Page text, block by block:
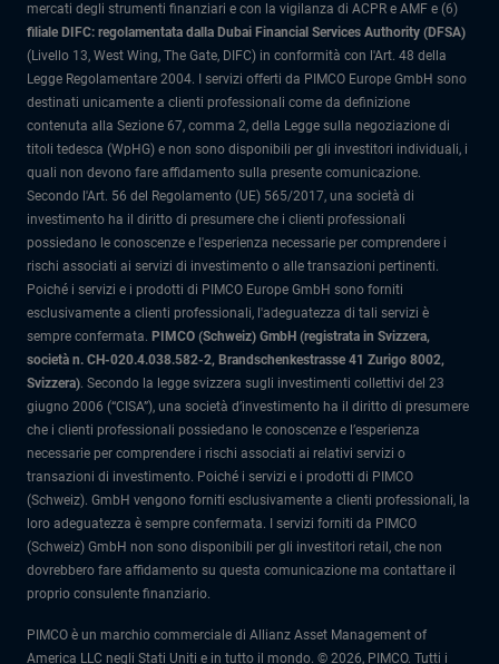
mercati degli strumenti finanziari e con la vigilanza di ACPR e AMF e (6)
filiale DIFC: regolamentata dalla Dubai Financial Services Authority (DFSA)
(Livello 13, West Wing, The Gate, DIFC) in conformità con l'Art. 48 della
Legge Regolamentare 2004. I servizi offerti da PIMCO Europe GmbH sono
destinati unicamente a clienti professionali come da definizione
contenuta alla Sezione 67, comma 2, della Legge sulla negoziazione di
titoli tedesca (WpHG) e non sono disponibili per gli investitori individuali, i
quali non devono fare affidamento sulla presente comunicazione.
Secondo l'Art. 56 del Regolamento (UE) 565/2017, una società di
investimento ha il diritto di presumere che i clienti professionali
possiedano le conoscenze e l'esperienza necessarie per comprendere i
rischi associati ai servizi di investimento o alle transazioni pertinenti.
Poiché i servizi e i prodotti di PIMCO Europe GmbH sono forniti
esclusivamente a clienti professionali, l'adeguatezza di tali servizi è
sempre confermata. PIMCO (Schweiz) GmbH (registrata in Svizzera,
società n. CH-020.4.038.582-2, Brandschenkestrasse 41 Zurigo 8002,
Svizzera). Secondo la legge svizzera sugli investimenti collettivi del 23
giugno 2006 (“CISA”), una società d’investimento ha il diritto di presumere
che i clienti professionali possiedano le conoscenze e l’esperienza
necessarie per comprendere i rischi associati ai relativi servizi o
transazioni di investimento. Poiché i servizi e i prodotti di PIMCO
(Schweiz). GmbH vengono forniti esclusivamente a clienti professionali, la
loro adeguatezza è sempre confermata.
I servizi forniti da PIMCO
(Schweiz) GmbH non sono disponibili per gli investitori retail, che non
dovrebbero fare affidamento su questa comunicazione ma contattare il
proprio consulente finanziario.
PIMCO è un marchio commerciale di Allianz Asset Management of
America LLC negli Stati Uniti e in tutto il mondo. © 2026, PIMCO. Tutti i